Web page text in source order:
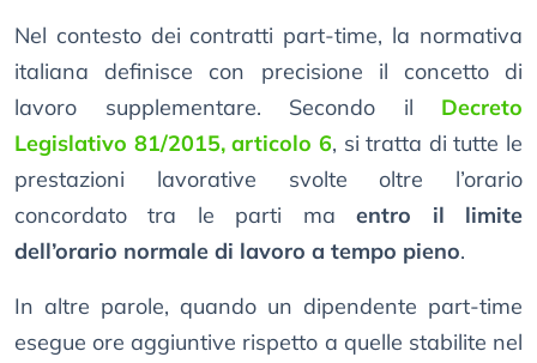
Nel contesto dei contratti part-time, la normativa
italiana definisce con precisione il concetto di
lavoro supplementare. Secondo il Decreto
Legislativo 81/2015, articolo 6, si tratta di tutte le
prestazioni lavorative svolte oltre l’orario
concordato tra le parti maentro il limite
dell’orario normale di lavoro a tempo pieno.
In altre parole, quando un dipendente part-time
esegue ore aggiuntive rispetto a quelle stabilite nel